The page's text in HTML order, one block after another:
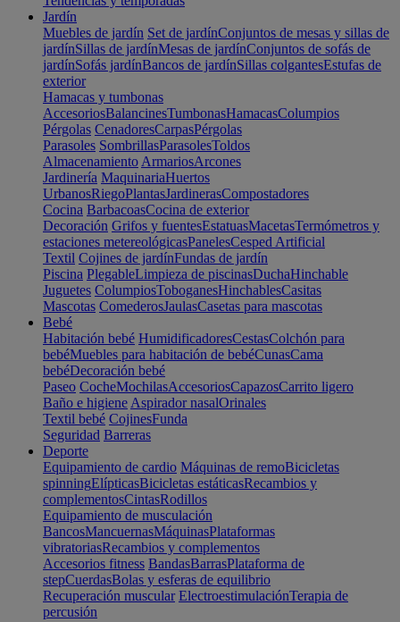
Jardín
Muebles de jardín Set de jardínConjuntos de mesas y sillas de
jardínSillas de jardínMesas de jardínConjuntos de sofás de
jardínSofás jardínBancos de jardínSillas colgantesEstufas de
exterior
Hamacas y tumbonas
AccesoriosBalancinesTumbonasHamacasColumpios
Pérgolas CenadoresCarpasPérgolas
Parasoles SombrillasParasolesToldos
Almacenamiento ArmariosArcones
Jardinería MaquinariaHuertos
UrbanosRiegoPlantasJardinerasCompostadores
Cocina BarbacoasCocina de exterior
Decoración Grifos y fuentesEstatuasMacetasTermómetros y
estaciones metereológicasPanelesCesped Artificial
Textil Cojines de jardínFundas de jardín
Piscina PlegableLimpieza de piscinasDuchaHinchable
Juguetes ColumpiosToboganesHinchablesCasitas
Mascotas ComederosJaulasCasetas para mascotas
Bebé
Habitación bebé HumidificadoresCestasColchón para
bebéMuebles para habitación de bebéCunasCama
bebéDecoración bebé
Paseo CocheMochilasAccesoriosCapazosCarrito ligero
Baño e higiene Aspirador nasalOrinales
Textil bebé CojinesFunda
Seguridad Barreras
Deporte
Equipamiento de cardio Máquinas de remoBicicletas
spinningElípticasBicicletas estáticasRecambios y
complementosCintasRodillos
Equipamiento de musculación
BancosMancuernasMáquinasPlataformas
vibratoriasRecambios y complementos
Accesorios fitness BandasBarrasPlataforma de
stepCuerdasBolas y esferas de equilibrio
Recuperación muscular ElectroestimulaciónTerapia de
percusión